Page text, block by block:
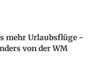
mehr Urlaubsflüge -
von der WM